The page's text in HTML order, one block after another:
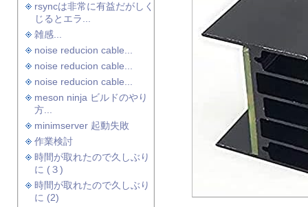
rsyncは非常に有益だがしく
じるとエラ...
雑感...
noise reducion cable...
noise reducion cable...
noise reducion cable...
meson ninja ビルドのやり
方...
minimserver 起動失敗
作業検討
時間が取れたので久しぶり
に (３)
時間が取れたので久しぶり
に (2)